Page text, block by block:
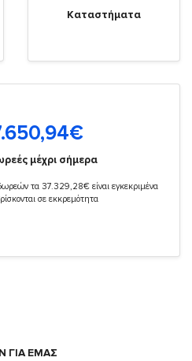
Καταστήματα
€
μέχρι σήμερα
τα 37.329,28€ είναι εγκεκριμένα
σε εκκρεμότητα
ΓΙΑ ΕΜΑΣ